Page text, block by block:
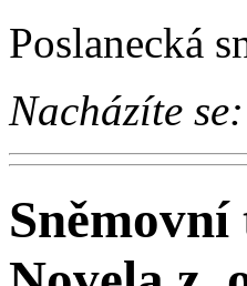
Poslanecká
Nacházíte se:
Sněmovní